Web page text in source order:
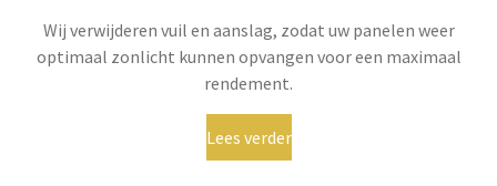
Wij verwijderen vuil en aanslag, zodat uw panelen weer
optimaal zonlicht kunnen opvangen voor een maximaal
rendement.
Lees verder